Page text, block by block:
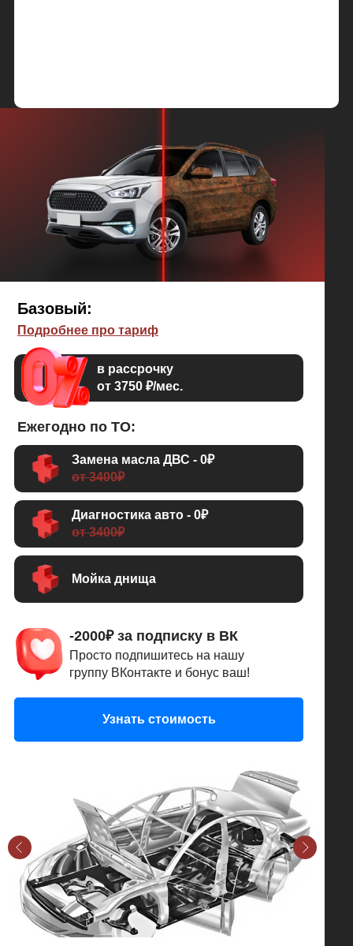
-2000₽ за подписку в ВК
Просто подпишитесь на нашу
группу ВКонтакте и бонус ваш!
Ежегодно по ТО:
Подробнее про тариф
Базовый:
Узнать стоимость
Мойка днища
Диагностика авто - 0₽
от 3400₽
в рассрочку
от 3750 ₽/мес.
Замена масла ДВС - 0₽
от 3400₽